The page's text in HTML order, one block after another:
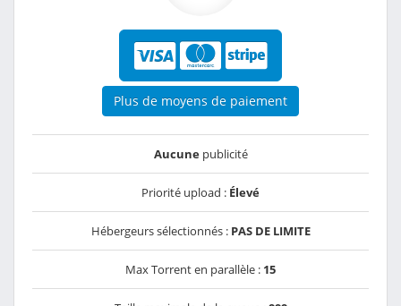
Plus de moyens de paiement
Aucunepublicité
Priorité upload : Élevé
Hébergeurs sélectionnés : PAS DE LIMITE
Max Torrent en parallèle : 15